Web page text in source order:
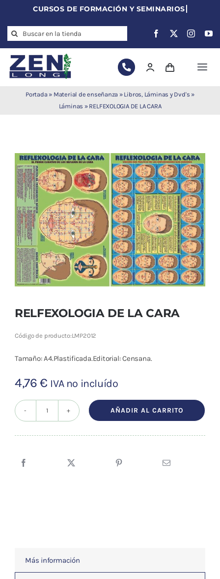
content
Search
for:
Auriculoterapia
Auriculomedicina
Electroacupuntura
Laserpuntura
Cromoterapia
Fisioterapia
y masaje
clínico
Material de
OFERTAS
Portada » Material de enseñanza » Libros, Láminas y Dvd's »
Láminas » RELFEXOLOGIA DE LA CARA
RELFEXOLOGIA DE LA CARA
Código de producto:LMP2012
Tamaño: A4.Plastificada.Editorial: Censana.
4,76€ IVA no incluído
RELFEXOLOGIA
AÑADIR AL CARRITO
Más información